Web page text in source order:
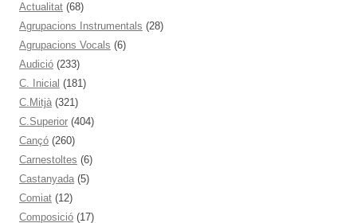
Actualitat (68)
Agrupacions Instrumentals (28)
Agrupacions Vocals (6)
Audició (233)
C. Inicial (181)
C.Mitjà (321)
C.Superior (404)
Cançó (260)
Carnestoltes (6)
Castanyada (5)
Comiat (12)
Composició (17)